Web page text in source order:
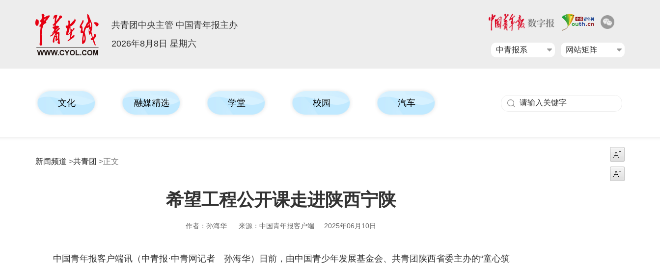
共青团中央主管 中国青年报主办
2026年8月8日 星期六
网站矩阵
中青报系
文化 融媒精选 学堂 校园 汽车
新闻频道 >共青团 >正文
希望工程公开课走进陕西宁陕
作者：孙海华 来源：中国青年报客户端 2025年06月10日
中国青年报客户端讯（中青报·中青网记者 孙海华）日前，由中国青少年发展基金会、共青团陕西省委主办的“童心筑